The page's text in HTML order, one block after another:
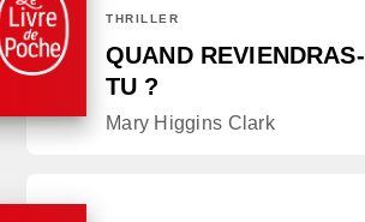
THRILLER
QUAND REVIENDRAS-
TU ?
Mary Higgins Clark